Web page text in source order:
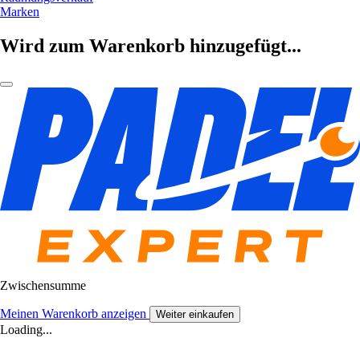
Marken
Wird zum Warenkorb hinzugefügt...
Zwischensumme
Meinen Warenkorb anzeigen Weiter einkaufen
Loading...